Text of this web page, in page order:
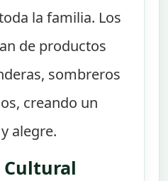
la familia. Los
de productos
sombreros
creando un
alegre.